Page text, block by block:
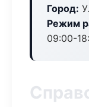
Город:
Режим
09:00-